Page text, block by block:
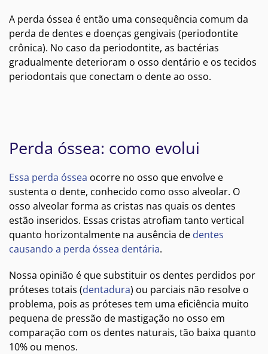
A perda óssea é então uma consequência comum da
perda de dentes e doenças gengivais (periodontite
crônica). No caso da periodontite, as bactérias
gradualmente deterioram o osso dentário e os tecidos
periodontais que conectam o dente ao osso.
Perda óssea: como evolui
Essa perda óssea ocorre no osso que envolve e
sustenta o dente, conhecido como osso alveolar. O
osso alveolar forma as cristas nas quais os dentes
estão inseridos. Essas cristas atrofiam tanto vertical
quanto horizontalmente na ausência de dentes
causando a perda óssea dentária.
Nossa opinião é que substituir os dentes perdidos por
próteses totais (dentadura) ou parciais não resolve o
problema, pois as próteses tem uma eficiência muito
pequena de pressão de mastigação no osso em
comparação com os dentes naturais, tão baixa quanto
10% ou menos.